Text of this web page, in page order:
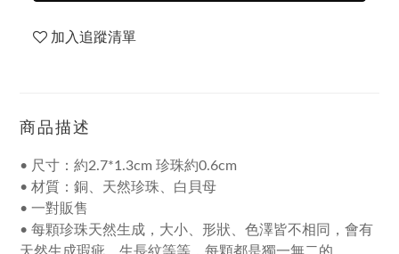
加入追蹤清單
商品描述
• 尺寸：約2.7*1.3cm 珍珠約0.6cm
• 材質：銅、天然珍珠、白貝母
• 一對販售
• 每顆珍珠天然生成，大小、形狀、色澤皆不相同，會有